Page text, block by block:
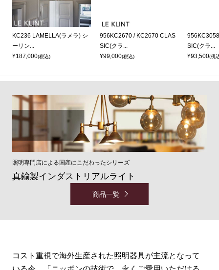
KC236 LAMELLA(ラメラ) シ
ーリン...
¥187,000(税込)
956KC2670 / KC2670 CLAS
SIC(クラ...
¥99,000(税込)
SIC(クラ...
¥93,500(税
照明専門店による国産にこだわったシリーズ
真鍮製インダストリアルライト
商品一覧
コスト重視で海外生産された照明器具が主流となって